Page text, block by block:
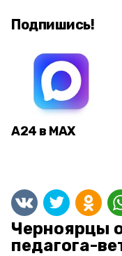
Подпишись!
А24 в MAX
Черноярцы
педагога-